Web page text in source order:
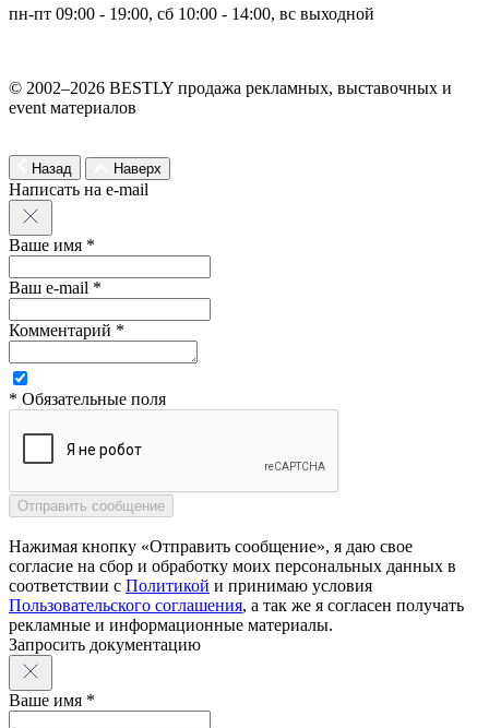
пн-пт 09:00 - 19:00, сб 10:00 - 14:00, вс выходной
© 2002–2026 BESTLY продажа рекламных, выставочных и
event материалов
Назад Наверх
Написать на e-mail
Ваше имя *
Ваш e-mail *
Комментарий *
* Обязательные поля
Нажимая кнопку «Отправить сообщение», я даю свое
согласие на сбор и обработку моих персональных данных в
соответствии с Политикой и принимаю условия
Пользовательского соглашения, а так же я согласен получать
рекламные и информационные материалы.
Запросить документацию
Ваше имя *